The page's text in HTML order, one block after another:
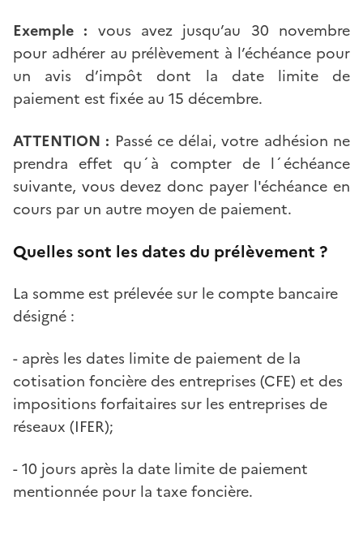
Exemple : vous avez jusqu’au 30 novembre
pour adhérer au prélèvement à l’échéance pour
un avis d’impôt dont la date limite de
paiement est fixée au 15 décembre.
ATTENTION : Passé ce délai, votre adhésion ne
prendra effet qu´à compter de l´échéance
suivante, vous devez donc payer l'échéance en
cours par un autre moyen de paiement.
Quelles sont les dates du prélèvement ?
La somme est prélevée sur le compte bancaire
désigné :
- après les dates limite de paiement de la
cotisation foncière des entreprises (CFE) et des
impositions forfaitaires sur les entreprises de
réseaux (IFER);
- 10 jours après la date limite de paiement
mentionnée pour la taxe foncière.